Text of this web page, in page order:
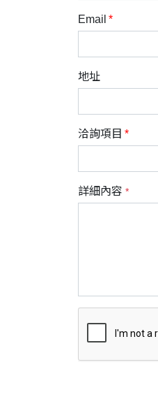
Email
地址
洽詢項目
詳細內容 *